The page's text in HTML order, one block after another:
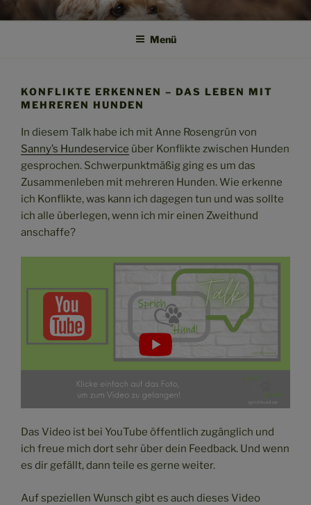
InhaltSPRICH HUND!
Weil Verstehen der Anfang von Vertrauen ist
Menü
KONFLIKTE ERKENNEN – DAS LEBEN MIT
MEHREREN HUNDEN
In diesem Talk habe ich mit Anne Rosengrün von
Sanny’s Hundeservice über Konflikte zwischen Hunden
gesprochen. Schwerpunktmäßig ging es um das
Zusammenleben mit mehreren Hunden. Wie erkenne
ich Konflikte, was kann ich dagegen tun und was sollte
ich alle überlegen, wenn ich mir einen Zweithund
anschaffe?
Das Video ist bei YouTube öffentlich zugänglich und
ich freue mich dort sehr über dein Feedback. Und wenn
es dir gefällt, dann teile es gerne weiter.
Auf speziellen Wunsch gibt es auch dieses Video